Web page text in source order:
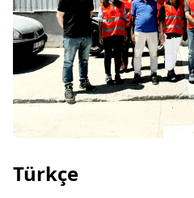
Türkçe